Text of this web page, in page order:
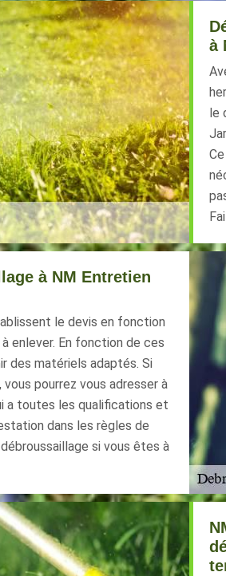
à
le
à NM Entretien
le devis en fonction
enlever. En fonction de ces
des matériels adaptés. Si
pourrez vous adresser à
a toutes les qualifications et
dans les règles de
si vous êtes à